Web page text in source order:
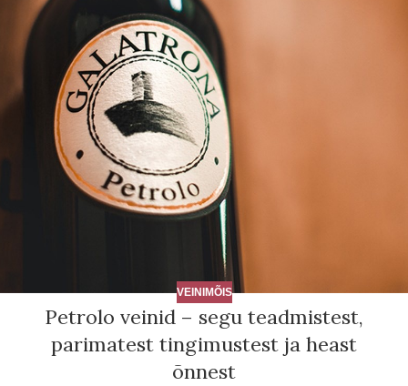
VEINIMÕIS
Petrolo veinid – segu teadmistest,
parimatest tingimustest ja heast
õnnest